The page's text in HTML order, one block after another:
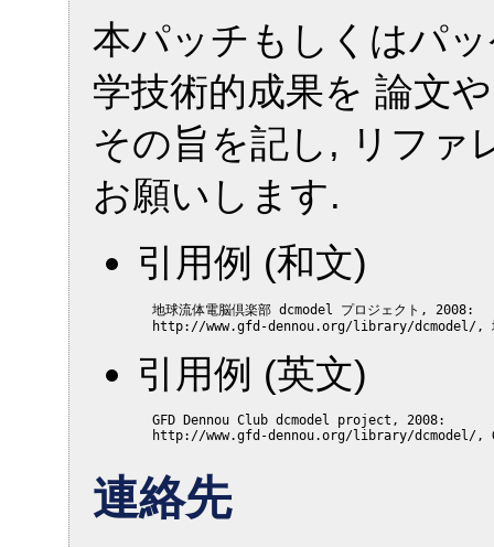
本パッチもしくはパ
学技術的成果を 論文
その旨を記し, リファ
お願いします.
引用例 (和文)
  地球流体電脳倶楽部 dcmodel プロジェクト, 2008:
引用例 (英文)
  GFD Dennou Club dcmodel project, 2008:
連絡先